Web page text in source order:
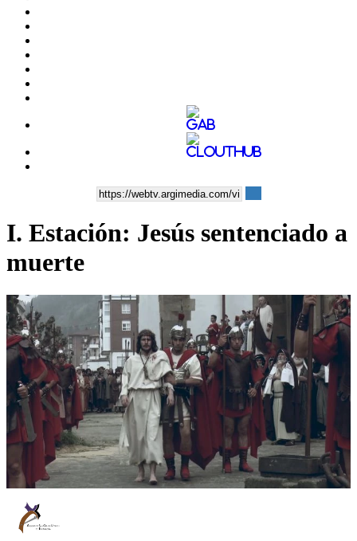
I. Estación: Jesús sentenciado a
muerte